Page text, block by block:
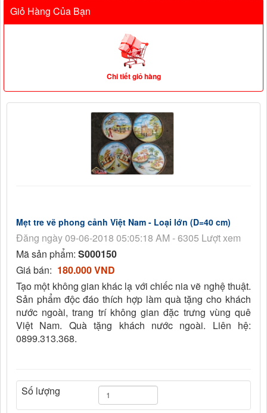
Giỏ Hàng Của Bạn
Chi tiết giỏ hàng
Mẹt tre vẽ phong cảnh Việt Nam - Loại lớn (D=40 cm)
Đăng ngày 09-06-2018 05:05:18 AM - 6305 Lượt xem
Mã sản phẩm: S000150
Giá bán: 180.000 VND
Tạo một không gian khác lạ với chiếc nia vẽ nghệ thuật.
Sản phẩm độc đáo thích hợp làm quà tặng cho khách
nước ngoài, trang trí không gian đặc trưng vùng quê
Việt Nam. Quà tặng khách nước ngoài. Liên hệ:
0899.313.368.
Số lượng